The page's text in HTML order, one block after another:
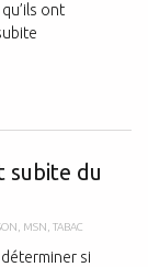
ont
subite du
MSN TABAC
si